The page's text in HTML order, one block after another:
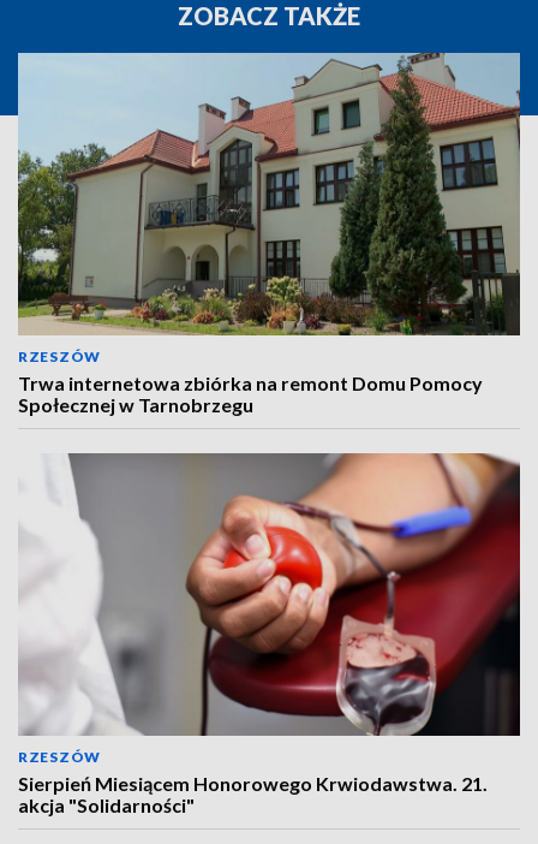
ZOBACZ TAKŻE
RZESZÓW
Trwa internetowa zbiórka na remont Domu Pomocy
Społecznej w Tarnobrzegu
RZESZÓW
Sierpień Miesiącem Honorowego Krwiodawstwa. 21.
akcja "Solidarności"